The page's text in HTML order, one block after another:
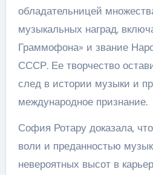
обладательницей
музыкальных наград,
Граммофона» и звание
СССР. Ее творчество
след в истории музыки и
международное признание.
София Ротару доказала,
воли и преданностью
невероятных высот в